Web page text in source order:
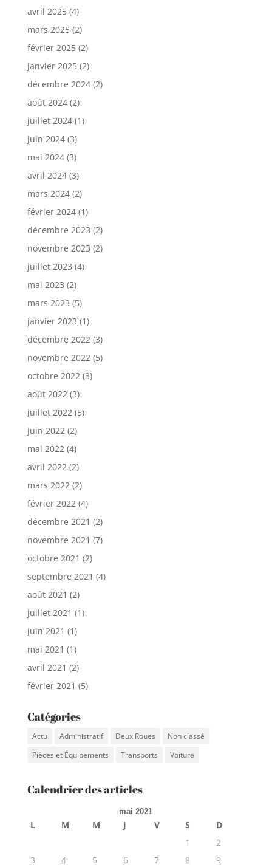
avril 2025(4)
mars 2025(2)
février 2025(2)
janvier 2025(2)
décembre 2024(2)
août 2024(2)
juillet 2024(1)
juin 2024(3)
mai 2024(3)
avril 2024(3)
mars 2024(2)
février 2024(1)
décembre 2023 (2)
novembre 2023 (2)
juillet 2023 (4)
mai 2023 (2)
mars 2023 (5)
janvier 2023 (1)
décembre 2022(3)
novembre 2022(5)
octobre 2022(3)
août 2022(3)
juillet 2022(5)
juin 2022(2)
mai 2022(4)
avril 2022(2)
mars 2022(2)
février 2022(4)
décembre 2021 (2)
novembre 2021 (7)
octobre 2021 (2)
septembre 2021 (4)
août 2021 (2)
juillet 2021 (1)
juin 2021 (1)
mai 2021 (1)
avril 2021 (2)
février 2021 (5)
Catégories
Actu Administratif Deux Roues
Non classé
Pièces et Équipements
Transports Voiture
Calendrier des articles
mai 2021
L M M J V S
D
1
2
3
4 5 6 7 8
9